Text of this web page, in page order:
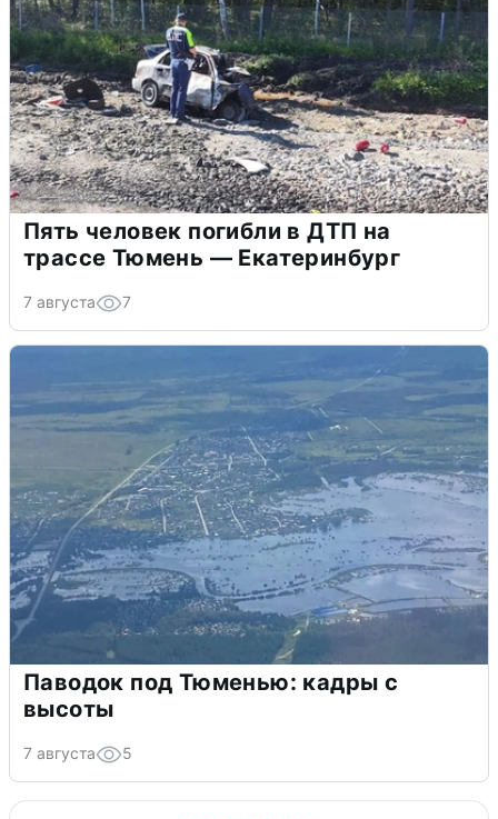
Пять человек погибли в ДТП на
трассе Тюмень — Екатеринбург
7 августа 7
Паводок под Тюменью: кадры с
высоты
7 августа 5